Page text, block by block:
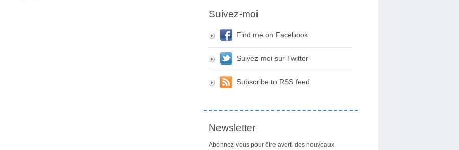
Suivez-moi
Find me on Facebook
Suivez-moi sur Twitter
Subscribe to RSS feed
Newsletter
Abonnez-vous pour être averti des nouveaux